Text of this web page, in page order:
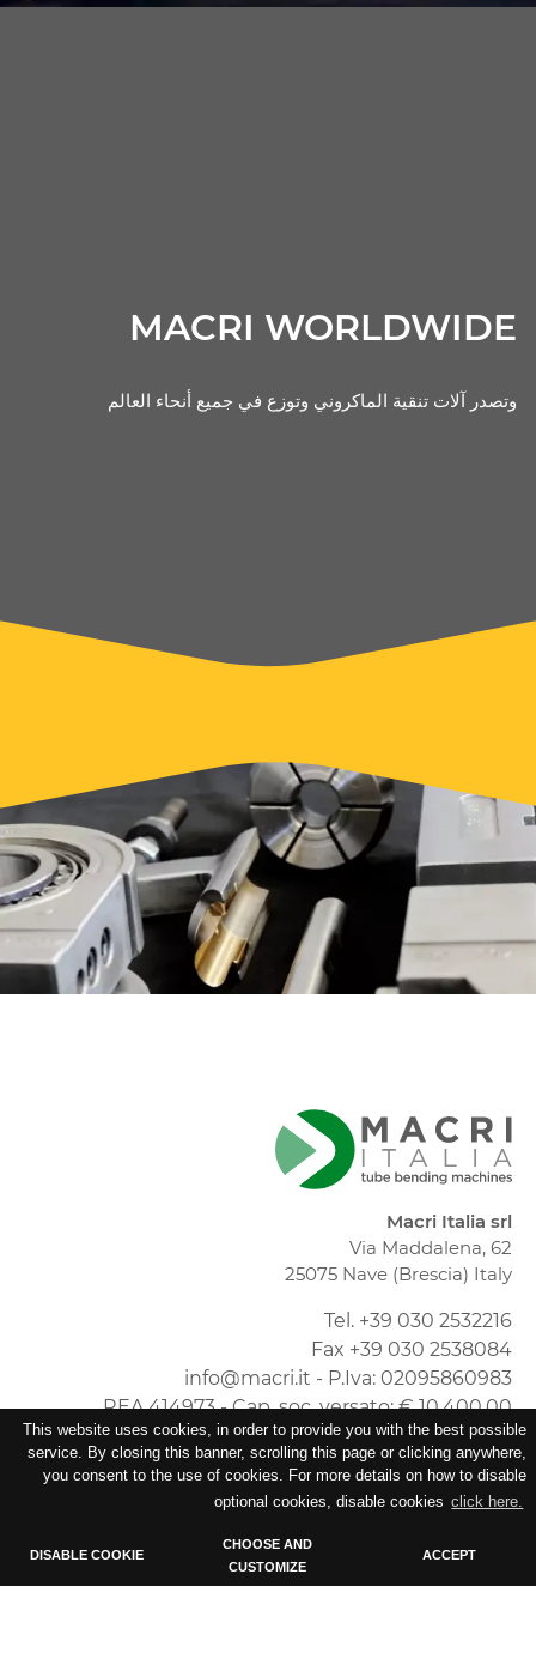
This website uses cookies, in order to provide you with the best possible
service. By closing this banner, scrolling this page or clicking anywhere,
you consent to the use of cookies. For more details on how to disable
optional cookies, disable cookies click here.
DISABLE COOKIE
CHOOSE AND
CUSTOMIZE
ACCEPT
MACRI WORLDWIDE
وتصدر آلات تنقية الماكروني وتوزع في جميع أنحاء العالم
Macri Italia srl
Via Maddalena, 62
25075 Nave (Brescia) Italy
Tel. +39 030 2532216
Fax +39 030 2538084
info@macri.it - P.Iva: 02095860983
REA 414973 - Cap. soc. versato: € 10.400,00
Privacy policy
Cookie policy
Timmagine | Agenzia di marketing e